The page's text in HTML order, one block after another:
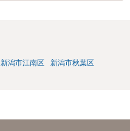
新潟市江南区
新潟市秋葉区